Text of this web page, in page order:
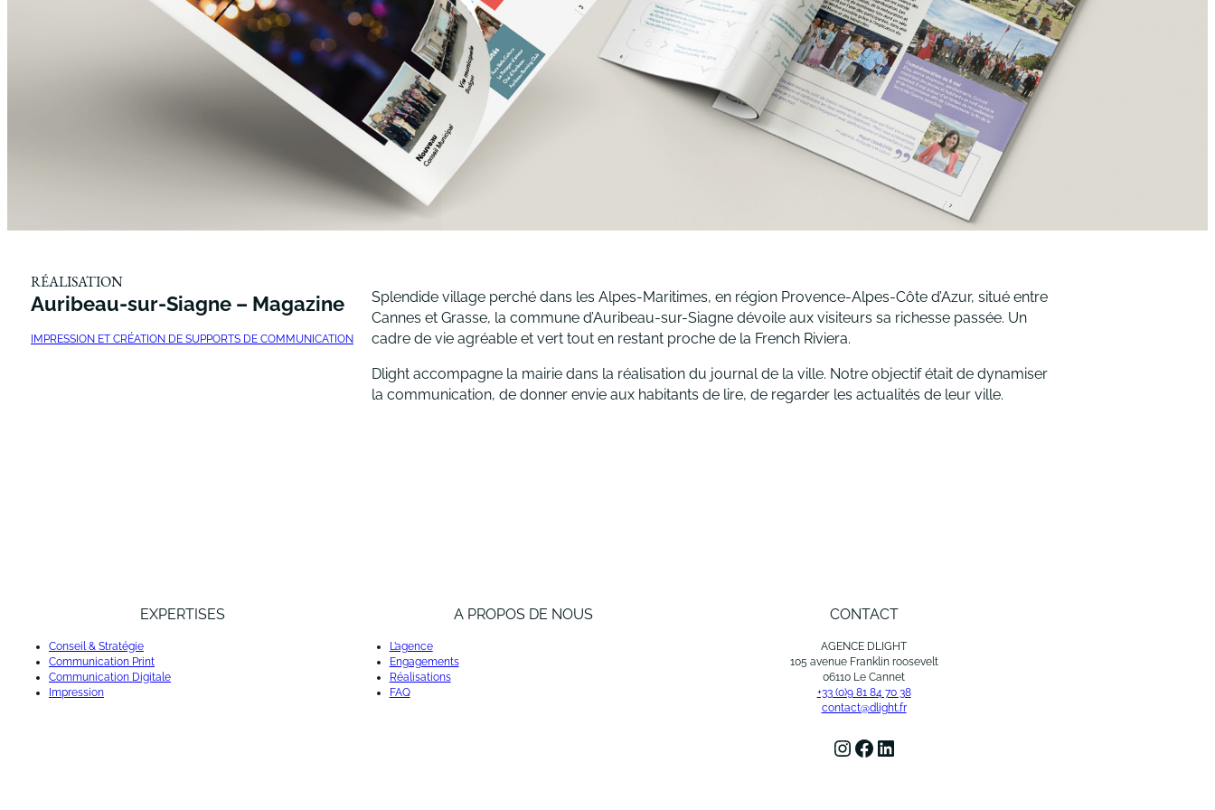
RÉALISATION
Auribeau-sur-Siagne – Magazine
IMPRESSION ET CRÉATION DE SUPPORTS DE COMMUNICATION
Splendide village perché dans les Alpes-Maritimes, en région Provence-Alpes-Côte d’Azur, situé entre
Cannes et Grasse, la commune d’Auribeau-sur-Siagne dévoile aux visiteurs sa richesse passée. Un
cadre de vie agréable et vert tout en restant proche de la French Riviera.
Dlight accompagne la mairie dans la réalisation du journal de la ville. Notre objectif était de dynamiser
la communication, de donner envie aux habitants de lire, de regarder les actualités de leur ville.
EXPERTISES
Conseil & Stratégie
Communication Print
Communication Digitale
Impression
A PROPOS DE NOUS
L’agence
Engagements
Réalisations
FAQ
CONTACT
AGENCE DLIGHT
105 avenue Franklin roosevelt
06110 Le Cannet
+33 (0)9 81 84 70 38
contact@dlight.fr
InstagramFacebook LinkedIn